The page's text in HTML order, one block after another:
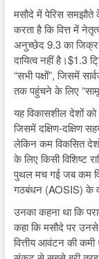
मसौदे में पेरिस
करता है कि वित्त में
अनुच्छेद 9.3 का जिक्र
दायित्व नहीं है।$1.3
“सभी पक्षों”, जिसमें
तक पहुंचने के लिए
यह विकासशील देशों को
जिसमें दक्षिण-दक्षिण
लेकिन कम विकसित
के लिए किसी विशिष्ट
पुथल मच गई जब कम
गठबंधन (AOSIS) के
उनका कहना था कि
कहा कि मसौदे पर उनसे
वित्तीय आवंटन की